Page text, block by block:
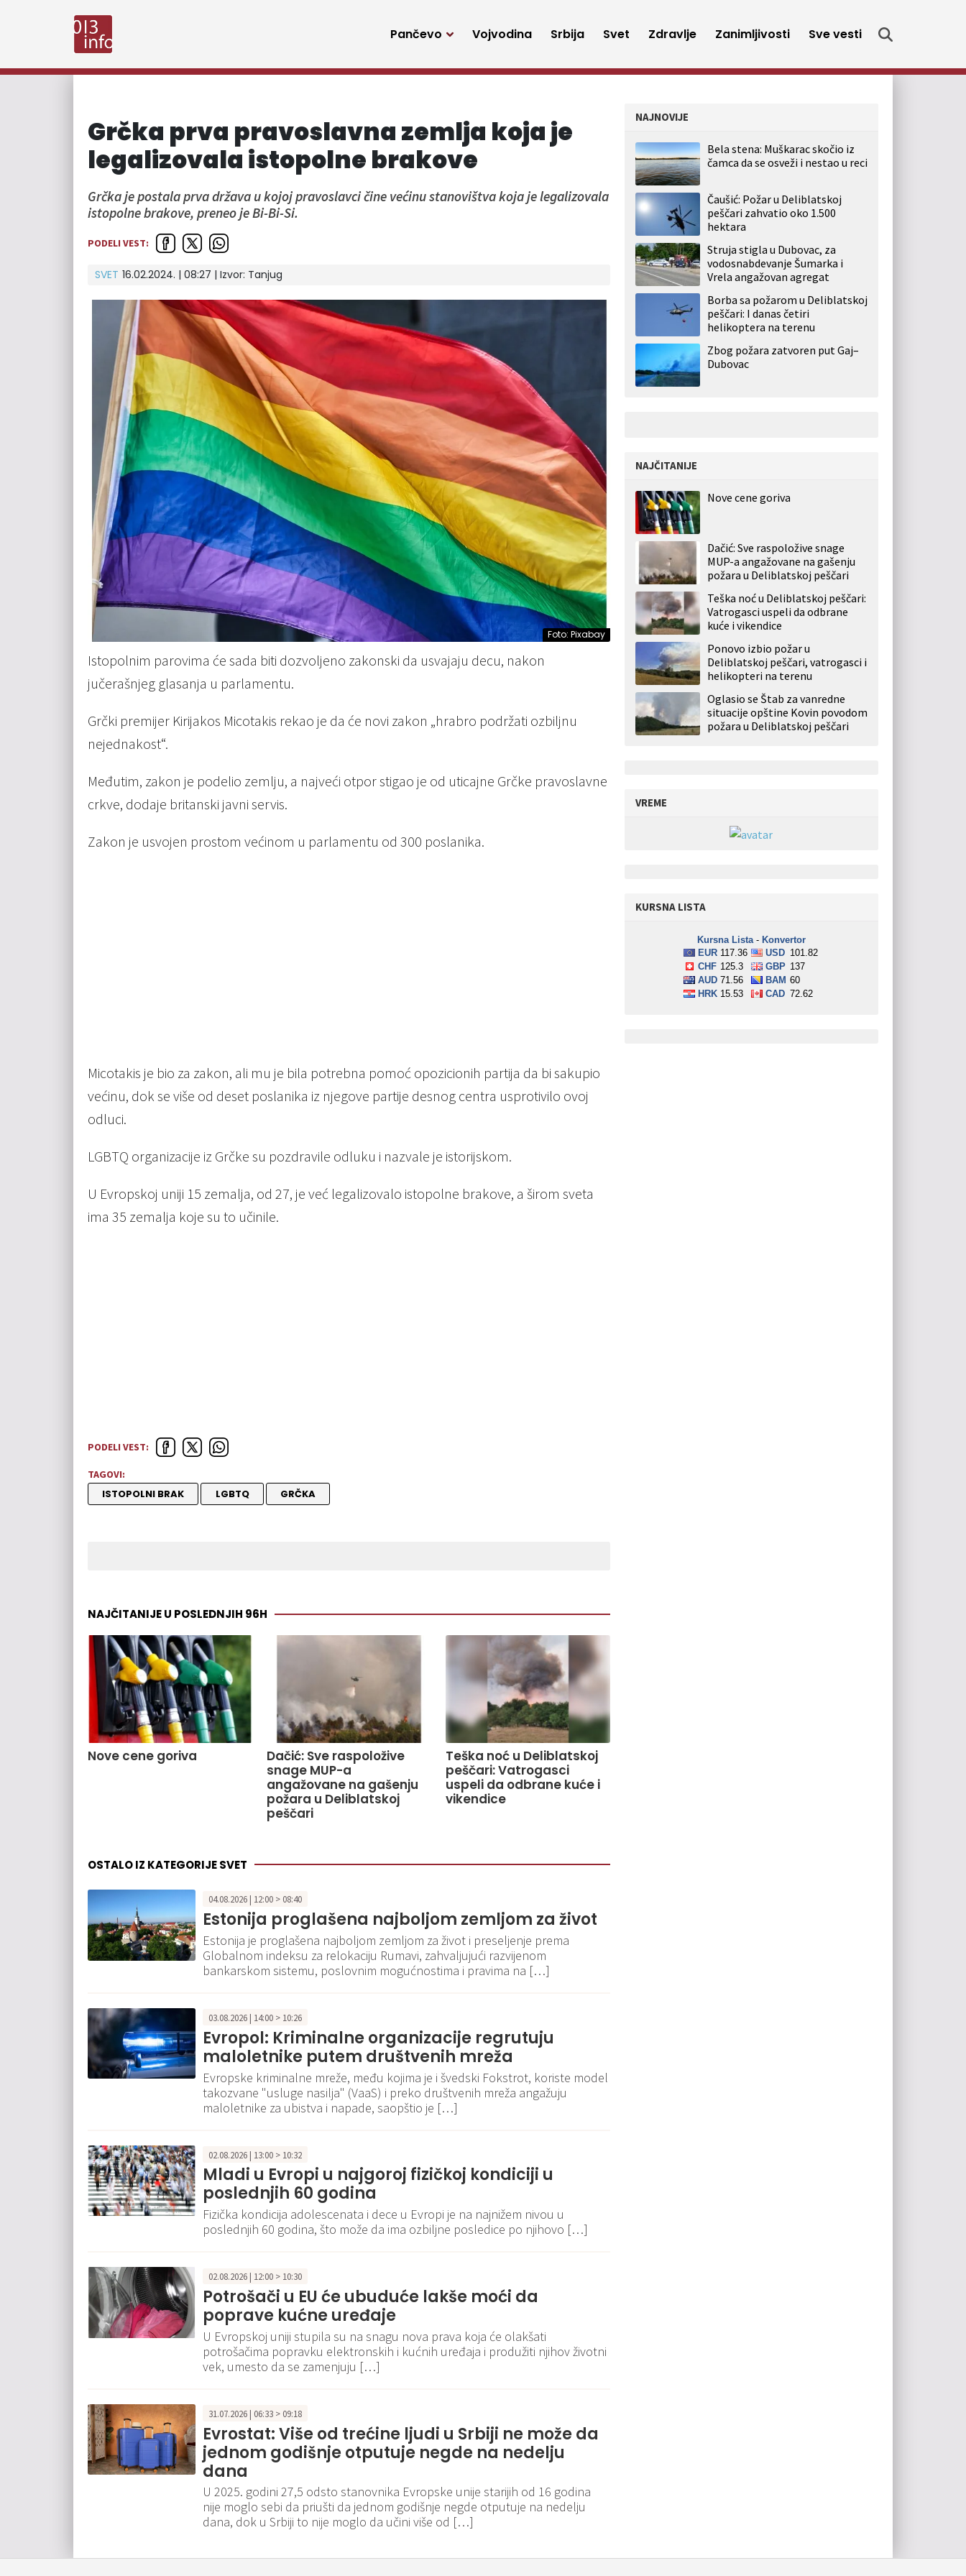
Pančevo Vojvodina Srbija Svet Zdravlje Zanimljivosti Sve vesti
Grčka prva pravoslavna zemlja koja je
legalizovala istopolne brakove
Grčka je postala prva država u kojoj pravoslavci čine većinu stanovištva koja je legalizovala
istopolne brakove, preneo je Bi-Bi-Si.
PODELI VEST:
SVET 16.02.2024. | 08:27 | Izvor: Tanjug
Foto: Pixabay
Istopolnim parovima će sada biti dozvoljeno zakonski da usvajaju decu, nakon
jučerašnjeg glasanja u parlamentu.
Grčki premijer Kirijakos Micotakis rekao je da će novi zakon „hrabro podržati ozbiljnu
nejednakost“.
Međutim, zakon je podelio zemlju, a najveći otpor stigao je od uticajne Grčke pravoslavne
crkve, dodaje britanski javni servis.
Zakon je usvojen prostom većinom u parlamentu od 300 poslanika.
Micotakis je bio za zakon, ali mu je bila potrebna pomoć opozicionih partija da bi sakupio
većinu, dok se više od deset poslanika iz njegove partije desnog centra usprotivilo ovoj
odluci.
LGBTQ organizacije iz Grčke su pozdravile odluku i nazvale je istorijskom.
U Evropskoj uniji 15 zemalja, od 27, je već legalizovalo istopolne brakove, a širom sveta
ima 35 zemalja koje su to učinile.
PODELI VEST:
TAGOVI:
ISTOPOLNI BRAK LGBTQ GRČKA
NAJČITANIJE U POSLEDNJIH 96H
Nove cene goriva
Dačić: Sve raspoložive
snage MUP-a
angažovane na gašenju
požara u Deliblatskoj
peščari
Teška noć u Deliblatskoj
peščari: Vatrogasci
uspeli da odbrane kuće i
vikendice
OSTALO IZ KATEGORIJE SVET
04.08.2026 | 12:00 > 08:40
Estonija proglašena najboljom zemljom za život
Estonija je proglašena najboljom zemljom za život i preseljenje prema
Globalnom indeksu za relokaciju Rumavi, zahvaljujući razvijenom
bankarskom sistemu, poslovnim mogućnostima i pravima na […]
03.08.2026 | 14:00 > 10:26
Evropol: Kriminalne organizacije regrutuju
maloletnike putem društvenih mreža
Evropske kriminalne mreže, među kojima je i švedski Fokstrot, koriste model
takozvane "usluge nasilja" (VaaS) i preko društvenih mreža angažuju
maloletnike za ubistva i napade, saopštio je […]
02.08.2026 | 13:00 > 10:32
Mladi u Evropi u najgoroj fizičkoj kondiciji u
poslednjih 60 godina
Fizička kondicija adolescenata i dece u Evropi je na najnižem nivou u
poslednjih 60 godina, što može da ima ozbiljne posledice po njihovo […]
02.08.2026 | 12:00 > 10:30
Potrošači u EU će ubuduće lakše moći da
poprave kućne uređaje
U Evropskoj uniji stupila su na snagu nova prava koja će olakšati
potrošačima popravku elektronskih i kućnih uređaja i produžiti njihov životni
vek, umesto da se zamenjuju […]
31.07.2026 | 06:33 > 09:18
Evrostat: Više od trećine ljudi u Srbiji ne može da
jednom godišnje otputuje negde na nedelju
dana
U 2025. godini 27,5 odsto stanovnika Evropske unije starijih od 16 godina
nije moglo sebi da priušti da jednom godišnje negde otputuje na nedelju
dana, dok u Srbiji to nije moglo da učini više od […]
NAJNOVIJE
Bela stena: Muškarac skočio iz
čamca da se osveži i nestao u reci
Čaušić: Požar u Deliblatskoj
peščari zahvatio oko 1.500
hektara
Struja stigla u Dubovac, za
vodosnabdevanje Šumarka i
Vrela angažovan agregat
Borba sa požarom u Deliblatskoj
peščari: I danas četiri
helikoptera na terenu
Zbog požara zatvoren put Gaj–
Dubovac
NAJČITANIJE
Nove cene goriva
Dačić: Sve raspoložive snage
MUP-a angažovane na gašenju
požara u Deliblatskoj peščari
Teška noć u Deliblatskoj peščari:
Vatrogasci uspeli da odbrane
kuće i vikendice
Ponovo izbio požar u
Deliblatskoj peščari, vatrogasci i
helikopteri na terenu
Oglasio se Štab za vanredne
situacije opštine Kovin povodom
požara u Deliblatskoj peščari
VREME
KURSNA LISTA